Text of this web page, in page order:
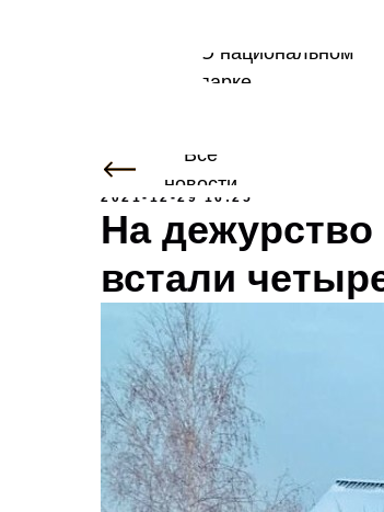
О национальном
парке
Все
новости
2021-12-29 16:25
На
встали